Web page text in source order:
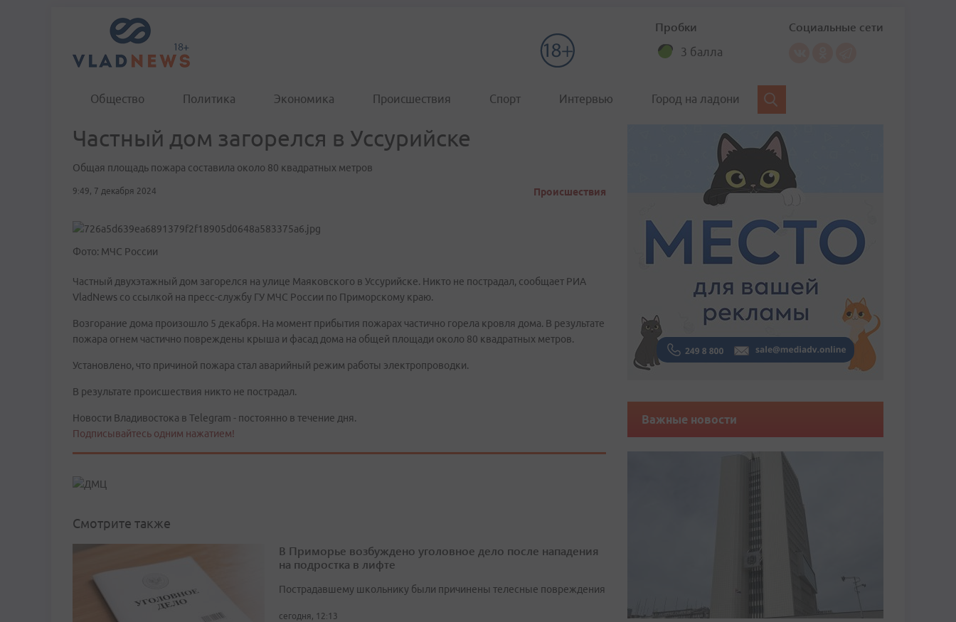
Пробки
3 балла
Социальные сети
Общество Политика Экономика Происшествия Спорт Интервью Город на ладони
Частный дом загорелся в Уссурийске
Общая площадь пожара составила около 80 квадратных метров
9:49, 7 декабря 2024 Происшествия
Фото: МЧС России
Частный двухэтажный дом загорелся на улице Маяковского в Уссурийске. Никто не пострадал, сообщает РИА
VladNews со ссылкой на пресс-службу ГУ МЧС России по Приморскому краю.
Возгорание дома произошло 5 декабря. На момент прибытия пожарах частично горела кровля дома. В результате
пожара огнем частично повреждены крыша и фасад дома на общей площади около 80 квадратных метров.
Установлено, что причиной пожара стал аварийный режим работы электропроводки.
В результате происшествия никто не пострадал.
Новости Владивостока в Telegram - постоянно в течение дня.
Подписывайтесь одним нажатием!
Смотрите также
В Приморье возбуждено уголовное дело после нападения
на подростка в лифте
Пострадавшему школьнику были причинены телесные повреждения
сегодня, 12:13
Важные новости